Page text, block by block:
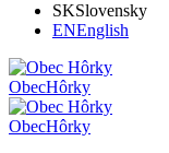
SKSlovensky
ENEnglish
ObecHôrky
ObecHôrky